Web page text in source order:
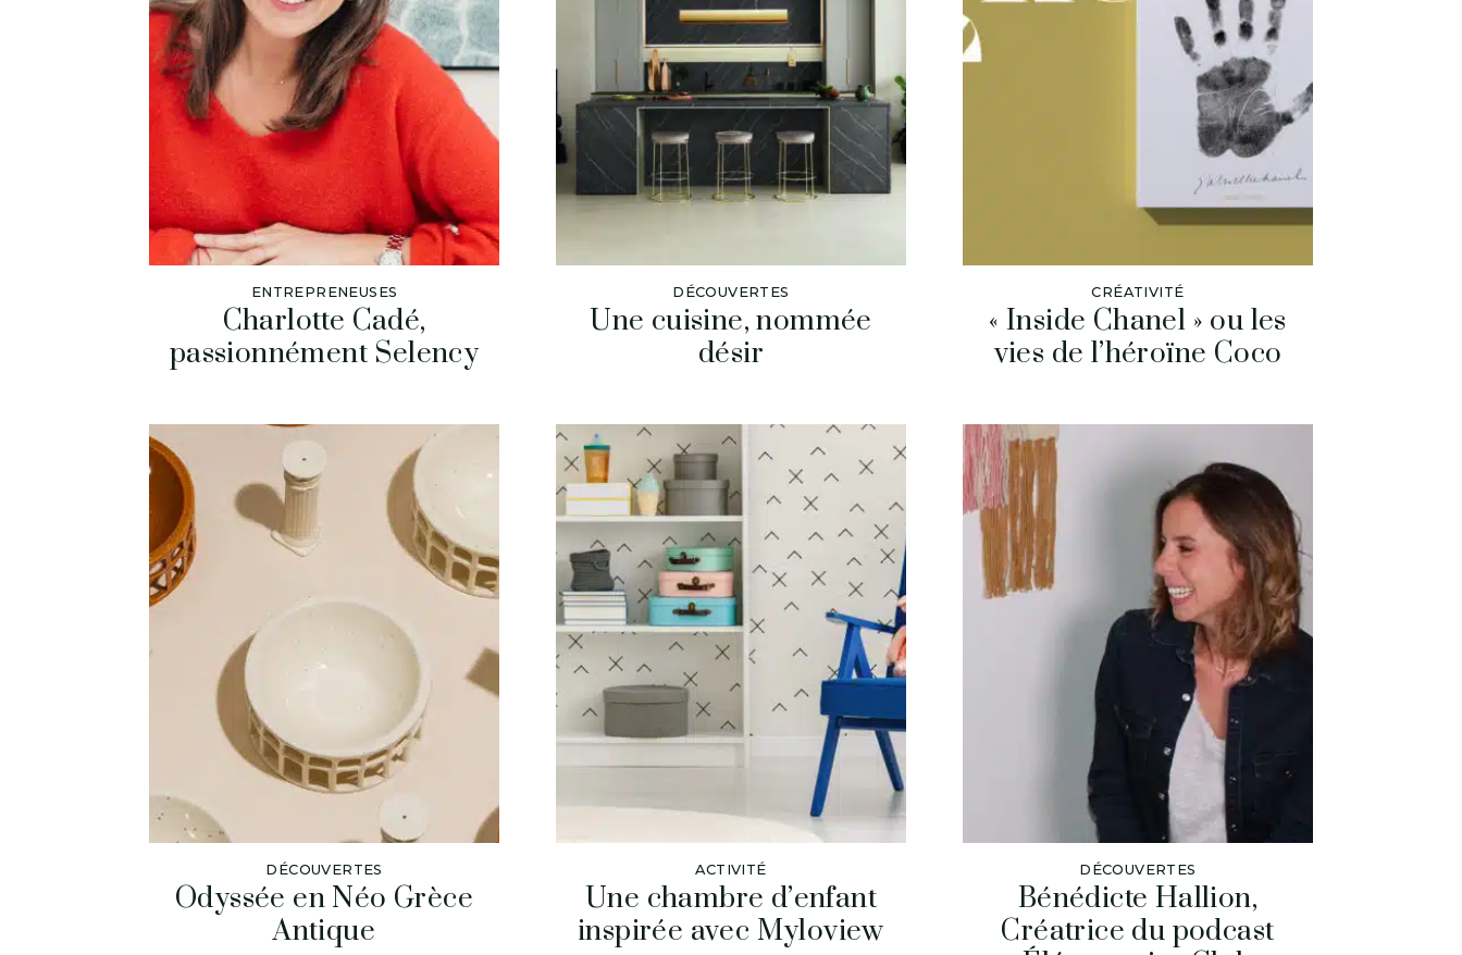
ENTREPRENEUSES
Charlotte Cadé,
passionnément Selency
DÉCOUVERTES
Une cuisine, nommée
désir
CRÉATIVITÉ
« Inside Chanel » ou les
vies de l’héroïne Coco
DÉCOUVERTES
Odyssée en Néo Grèce
Antique
ACTIVITÉ
Une chambre d’enfant
inspirée avec Myloview
DÉCOUVERTES
Bénédicte Hallion,
Créatrice du podcast